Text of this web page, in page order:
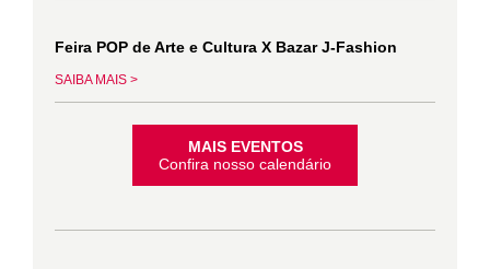
Feira POP de Arte e Cultura X Bazar J-Fashion
SAIBA MAIS >
MAIS EVENTOS
Confira nosso calendário